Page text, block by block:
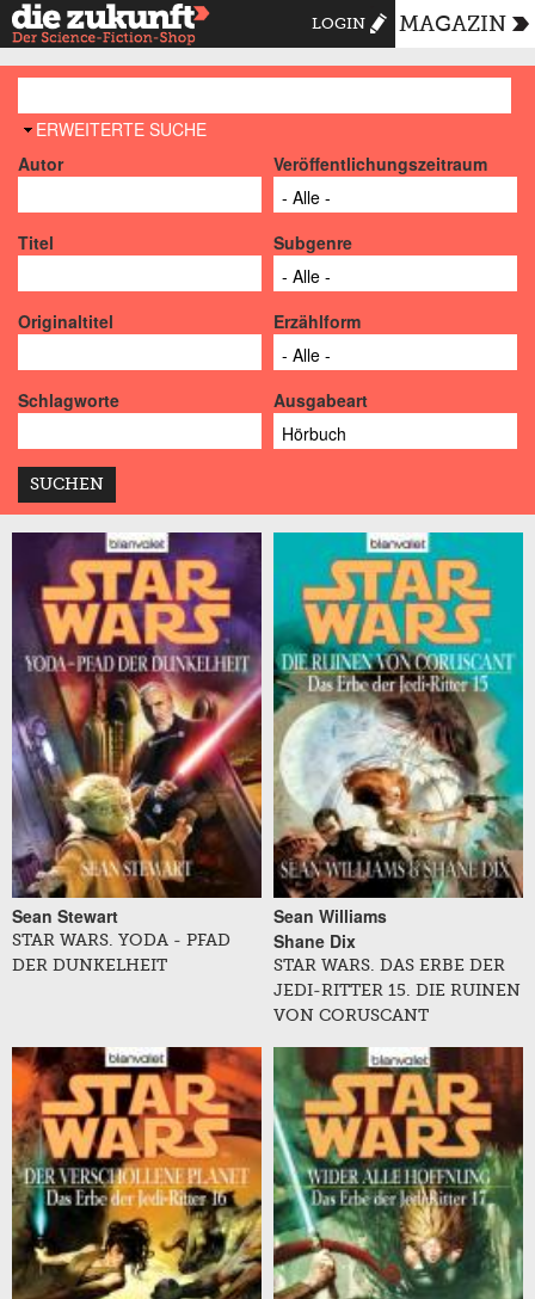
LOGIN MAGAZIN
AUSBLENDEN
ERWEITERTE SUCHE
Autor
Veröffentlichungszeitraum
Titel Subgenre
Originaltitel Erzählform
Schlagworte Ausgabeart
Sean Stewart
STAR WARS. YODA - PFAD
DER DUNKELHEIT
Sean Williams
Shane Dix
STAR WARS. DAS ERBE DER
JEDI-RITTER 15. DIE RUINEN
VON CORUSCANT
Seiten